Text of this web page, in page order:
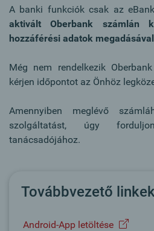
A banki funkciók csak az
aktivált Oberbank számlán
hozzáférési adatok megadásával
Még nem rendelkezik
kérjen időpontot az Önhöz
Amennyiben meglévő
szolgáltatást, úgy
tanácsadójához.
Továbbvezető
Android-App letöltése